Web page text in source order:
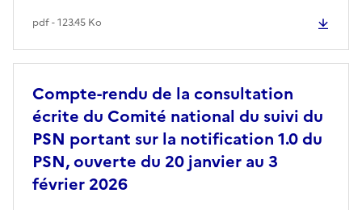
pdf - 123.45 Ko
Compte-rendu de la consultation
écrite du Comité national du suivi du
PSN portant sur la notification 1.0 du
PSN, ouverte du 20 janvier au 3
février 2026